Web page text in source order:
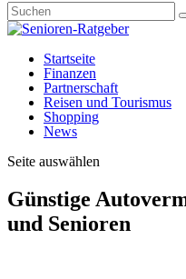
Startseite
Finanzen
Partnerschaft
Reisen und Tourismus
Shopping
News
Seite auswählen
Günstige
und Senioren